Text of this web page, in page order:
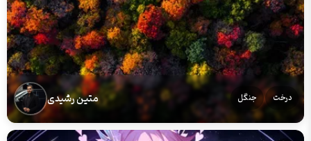
درخت جنگل متین رشیدی